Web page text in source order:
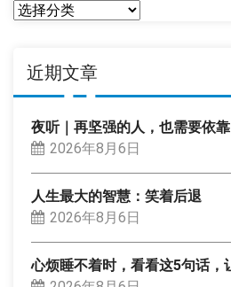
分
近期文章
夜听｜再坚强的人，也需要依靠
2026年8月6日
人生最大的智慧：笑着后退
2026年8月6日
心烦睡不着时，看看这5句话，